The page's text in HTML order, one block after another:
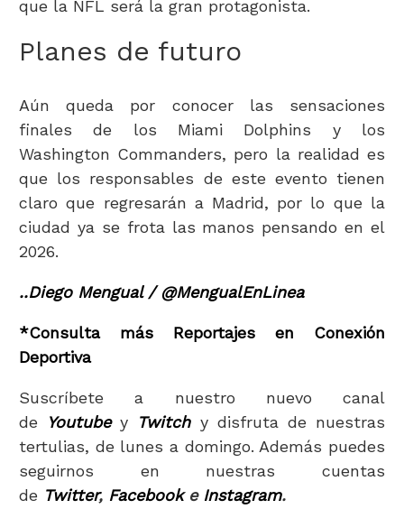
que la NFL será la gran protagonista.
Planes de futuro
Aún queda por conocer las sensaciones
finales de los Miami Dolphins y los
Washington Commanders, pero la realidad es
que los responsables de este evento tienen
claro que regresarán a Madrid, por lo que la
ciudad ya se frota las manos pensando en el
2026.
..Diego Mengual / @MengualEnLinea
*Consulta más Reportajes en Conexión
Deportiva
Suscríbete a nuestro nuevo canal
de
Youtubey Twitchy disfruta de nuestras
tertulias, de lunes a domingo. Además puedes
seguirnos en nuestras cuentas
de Twitter, Facebooke Instagram.